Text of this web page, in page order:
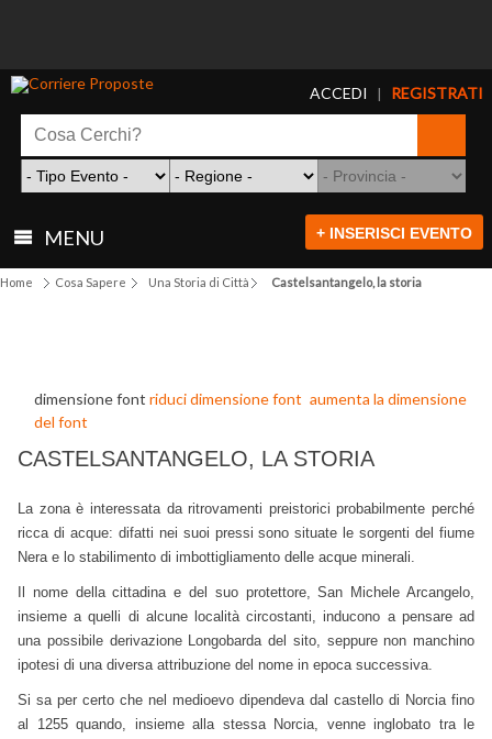
ACCEDI | REGISTRATI
MENU + INSERISCI EVENTO
Home Cosa Sapere Una Storia di Città Castelsantangelo, la storia
dimensione font riduci dimensione font aumenta la dimensione
del font
CASTELSANTANGELO, LA STORIA
La zona è interessata da ritrovamenti preistorici probabilmente perché
ricca di acque: difatti nei suoi pressi sono situate le sorgenti del fiume
Nera e lo stabilimento di imbottigliamento delle acque minerali.
Il nome della cittadina e del suo protettore, San Michele Arcangelo,
insieme a quelli di alcune località circostanti, inducono a pensare ad
una possibile derivazione Longobarda del sito, seppure non manchino
ipotesi di una diversa attribuzione del nome in epoca successiva.
Si sa per certo che nel medioevo dipendeva dal castello di Norcia fino
al 1255 quando, insieme alla stessa Norcia, venne inglobato tra le